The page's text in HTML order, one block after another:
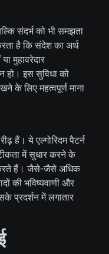
संदर्भ को भी समझता
है कि संदेश का अर्थ
मुहावरेदार
हो। इस सुविधा को
के लिए महत्वपूर्ण माना
हैं। ये एल्गोरिदम पैटर्न
में सुधार करने के
करते हैं। जैसे-जैसे अधिक
की भविष्यवाणी और
प्रदर्शन में लगातार